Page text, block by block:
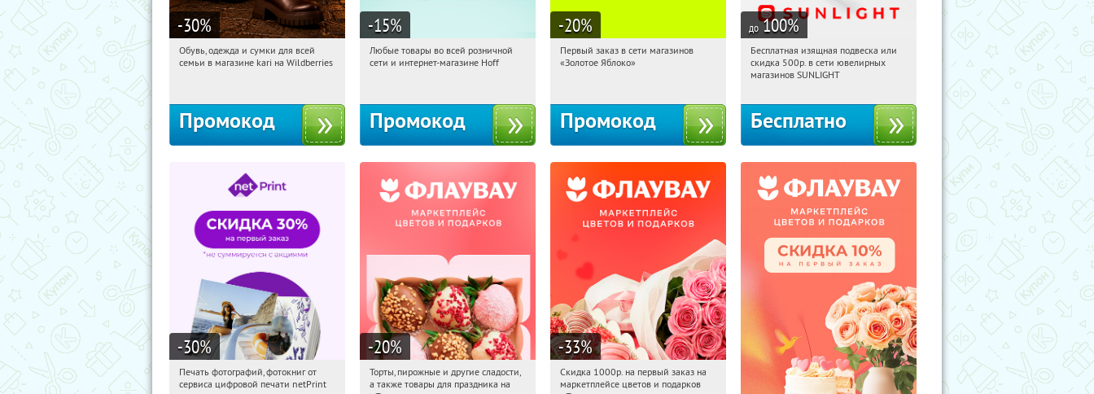
-30%
18:24:04
Получи первым!
Обувь, одежда и сумки для всей
семьи в магазине kari на Wildberries
Промокод
-15%
18:24:04 Получили:
Любые товары во всей розничной
сети и интернет-магазине Hoff
Промокод
-20%
18:24:04
Получи первым!
Первый заказ в сети магазинов
«Золотое Яблоко»
Промокод
до 100%
18:24:04 Получили:
Россия
Бесплатная изящная подвеска или
скидка 500р. в сети ювелирных
магазинов SUNLIGHT
Бесплатно
-30%
18:24:04 Получили:
Печать фотографий, фотокниг от
сервиса цифровой печати netPrint
-20%
18:24:04 Получили:
Торты, пирожные и другие сладости,
а также товары для праздника на
-33%
18:24:04 Получили:
Скидка 1000р. на первый заказ на
маркетплейсе цветов и подарков